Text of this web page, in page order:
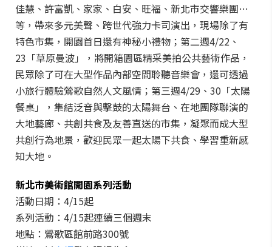
佳慧、許富凱、家家、白安、旺福、新北市交響樂團…
等，帶來多元美聲、跨世代強力卡司演出，現場除了有
特色市集，開園首日還有神秘小禮物；第二週4/22、
23「草原曼波」，將開箱園區精采美拍公共藝術作品，
民眾除了可在大型作品內部空間聆聽音樂會，還可透過
小旅行體驗鶯歌自然人文風情；第三週4/29、30「太陽
餐桌」，集結泛音與擊鼓的太陽舞台、在地團隊聯演的
大地藝廊、共創共食及友善直送的市集，凝聚而成大型
共創行為地景，歡迎民眾一起太陽下共食、學習重新感
知大地。
新北市美術館開園系列活動
活動日期：4/15起
系列活動：4/15起連續三個週末
地點：鶯歌區館前路300號